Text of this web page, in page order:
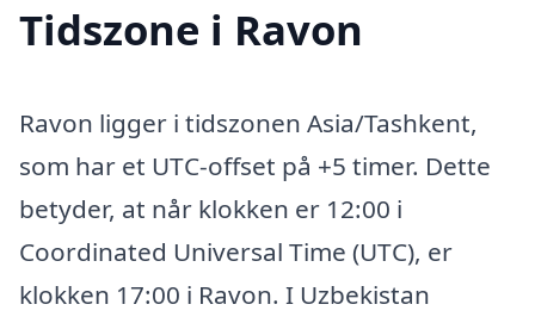
Tidszone i Ravon
Ravon ligger i tidszonen Asia/Tashkent,
som har et UTC-offset på +5 timer. Dette
betyder, at når klokken er 12:00 i
Coordinated Universal Time (UTC), er
klokken 17:00 i Ravon. I Uzbekistan